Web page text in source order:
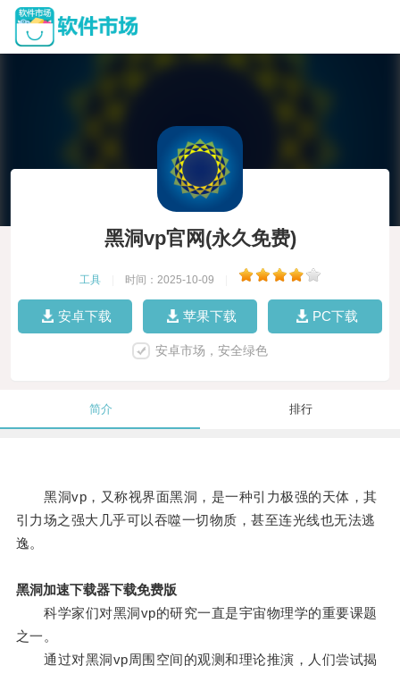
黑洞vp官网(永久免费)
工具 时间：2025-10-09
安卓下载 苹果下载 PC下载
安卓市场，安全绿色
简介 排行
黑洞vp，又称视界面黑洞，是一种引力极强的天体，其
引力场之强大几乎可以吞噬一切物质，甚至连光线也无法逃
逸。
黑洞加速下载器下载免费版
科学家们对黑洞vp的研究一直是宇宙物理学的重要课题
之一。
通过对黑洞vp周围空间的观测和理论推演，人们尝试揭